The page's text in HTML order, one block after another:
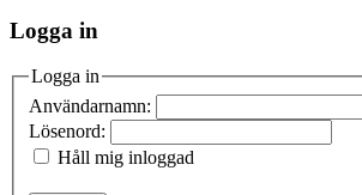
Logga in
Logga in
Användarnamn:
Lösenord:
Håll mig inloggad